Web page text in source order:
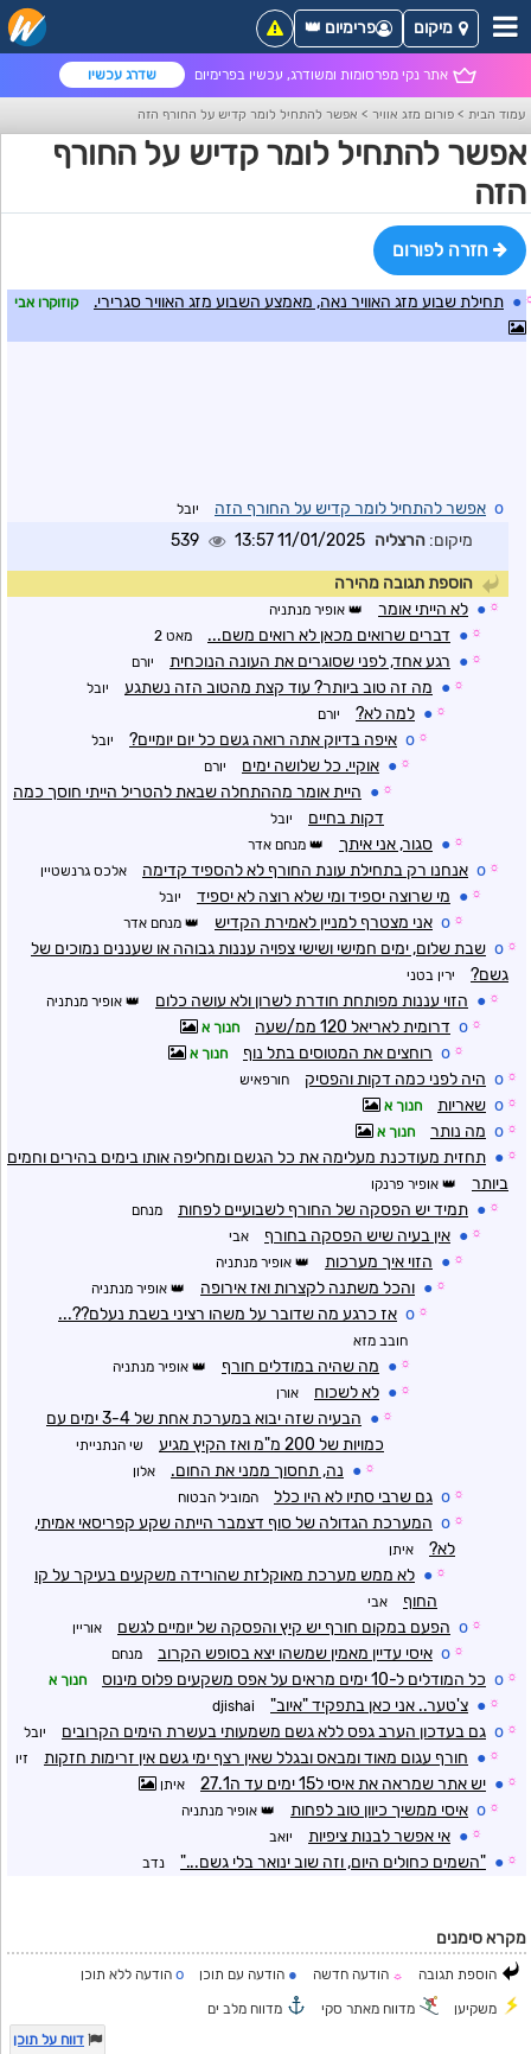
אתר נקי מפרסומות ומשודרג, עכשיו בפרימיום שדרג עכשיו
מיקום פרימיום 👑
עמוד הבית > פורום מזג אוויר > אפשר להתחיל לומר קדיש על החורף הזה
אפשר להתחיל לומר קדיש על החורף
הזה
חזרה לפורום
● תחילת שבוע מזג האוויר נאה, מאמצע השבוע מזג האוויר סגרירי. קוזוקרו אבי
o אפשר להתחיל לומר קדיש על החורף הזה יובל
מיקום: הרצליה 11/01/2025 13:57
539
הוספת תגובה מהירה
☼
● לא הייתי אומר אופיר מנתניה
☼
● דברים שרואים מכאן לא רואים משם... מאט 2
☼
● רגע אחד, לפני שסוגרים את העונה הנוכחית יורם
☼
● מה זה טוב ביותר? עוד קצת מהטוב הזה נשתגע יובל
☼
● למה לא? יורם
☼
o איפה בדיוק אתה רואה גשם כל יום יומיים? יובל
☼
● אוקיי. כל שלושה ימים יורם
☼
● היית אומר מההתחלה שבאת להטריל הייתי חוסך כמה
דקות בחיים
יובל
☼
● סגור, אני איתך מנחם אדר
☼
o אנחנו רק בתחילת עונת החורף לא להספיד קדימה אלכס גרנשטיין
☼
● מי שרוצה יספיד ומי שלא רוצה לא יספיד יובל
☼
o אני מצטרף למניין לאמירת הקדיש מנחם אדר
☼
o שבת שלום, ימים חמישי ושישי צפויה עננות גבוהה או שעננים נמוכים של
גשם?
ירין בטני
☼
● הזוי עננות מפותחת חודרת לשרון ולא עושה כלום אופיר מנתניה
☼
o דרומית לאריאל 120 ממ/שעה חנוך א
☼
o רוחצים את המטוסים בתל נוף חנוך א
☼
o היה לפני כמה דקות והפסיק חורפאיש
☼
o שאריות חנוך א
☼
o מה נותר חנוך א
☼
● תחזית מעודכנת מעלימה את כל הגשם ומחליפה אותו בימים בהירים וחמים
ביותר
אופיר פרנקו
☼
● תמיד יש הפסקה של החורף לשבועיים לפחות מנחם
☼
● אין בעיה שיש הפסקה בחורף אבי
☼
● הזוי איך מערכות אופיר מנתניה
☼
● והכל משתנה לקצרות ואז אירופה אופיר מנתניה
☼
o אז כרגע מה שדובר על משהו רציני בשבת נעלם??...
חובב מזא
☼
● מה שהיה במודלים חורף אופיר מנתניה
☼
● לא לשכוח אורן
☼
●
הבעיה שזה יבוא במערכת אחת של 3-4 ימים עם
כמויות של 200 מ"מ ואז הקיץ מגיע
שי הנתנייתי
☼
● נה, תחסוך ממני את החום. אלון
☼
o גם שרבי סתיו לא היו כלל המוביל הבטוח
☼
o המערכת הגדולה של סוף דצמבר הייתה שקע קפריסאי אמיתי,
לא?
איתן
☼
● לא ממש מערכת מאוקלזת שהורידה משקעים בעיקר על קו
החוף
אבי
☼
o הפעם במקום חורף יש קיץ והפסקה של יומיים לגשם אוריין
☼
o איסי עדיין מאמין שמשהו יצא בסופש הקרוב מנחם
☼
o כל המודלים ל-10 ימים מראים על אפס משקעים פלוס מינוס חנוך א
☼
● צ'טער.. אני כאן בתפקיד "איוב" djishai
☼
o גם בעדכון הערב גפס ללא גשם משמעותי בעשרת הימים הקרובים יובל
☼
● חורף עגום מאוד ומבאס ובגלל שאין רצף ימי גשם אין זרימות חזקות זיו
☼
● יש אתר שמראה את איסי ל15 ימים עד ה27.1 איתן
☼
o איסי ממשיך כיוון טוב לפחות אופיר מנתניה
☼
● אי אפשר לבנות ציפיות יואב
☼
● "השמים כחולים היום, וזה שוב ינואר בלי גשם..." נדב
מקרא סימנים
הוספת תגובה ☼ הודעה חדשה ● הודעה עם תוכן o הודעה ללא תוכן
משקיען מדווח מאתר סקי
מדווח מלב ים
דווח על תוכן